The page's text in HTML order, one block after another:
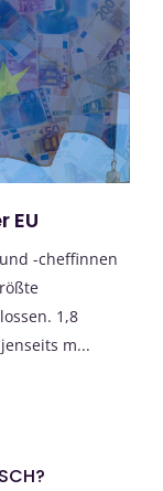
EU
-cheffinnen
1,8
m...